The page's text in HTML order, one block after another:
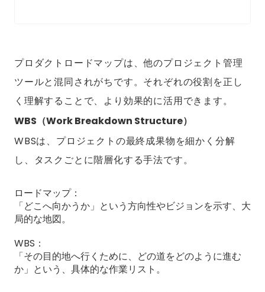
プロダクトロードマップは、他のプロジェクト管理
ツールと混同されがちです。それぞれの役割を正し
く理解することで、より効果的に活用できます。
WBS（Work Breakdown Structure）
WBSは、プロジェクトの最終成果物を細かく分解
し、タスクごとに階層化する手法です。
ロードマップ：
「どこへ向かうか」という方向性やビジョンを示す、大
局的な地図。
WBS：
「その目的地へ行くために、どの道をどのように進む
か」という、具体的な作業リスト。